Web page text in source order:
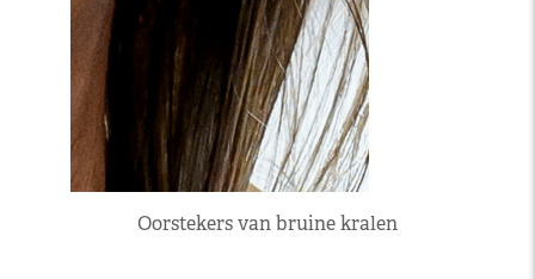
Oorstekers van bruine kralen